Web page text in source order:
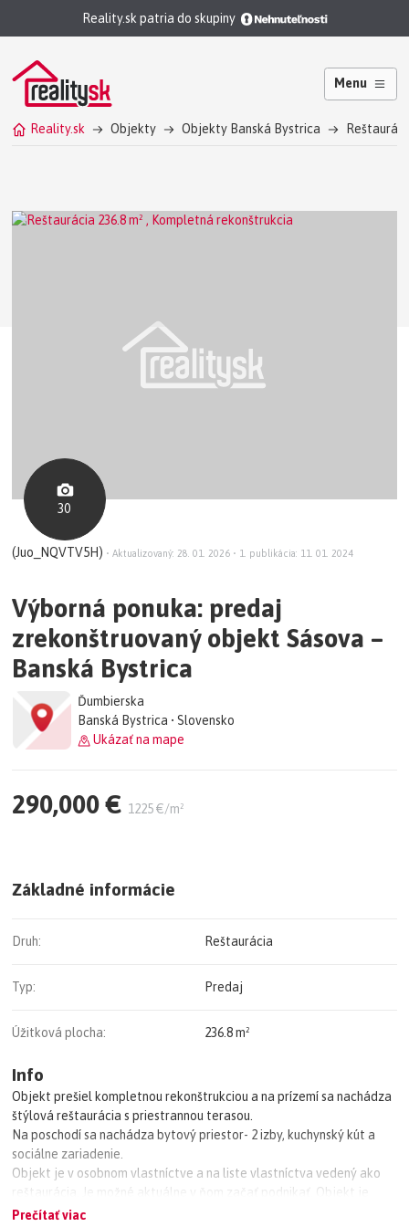
Reality.sk patria do skupiny
Menu
Reality.sk Objekty Objekty Banská Bystrica
30
(Juo_NQVTV5H) • Aktualizovaný: 28. 01. 2026 • 1. publikácia: 11. 01. 2024
Výborná ponuka: predaj
zrekonštruovaný objekt Sásova –
Banská Bystrica
Ďumbierska
Banská Bystrica • Slovensko
Ukázať na mape
290,000 € 1225 €/m²
Základné informácie
Druh: Reštaurácia
Typ: Predaj
Úžitková plocha: 236.8 m²
Info
Objekt prešiel kompletnou rekonštrukciou a na prízemí sa nachádza
štýlová reštaurácia s priestrannou terasou.
Na poschodí sa nachádza bytový priestor- 2 izby, kuchynský kút a
sociálne zariadenie.
Objekt je v osobnom vlastníctve a na liste vlastníctva vedený ako
reštaurácia. Je možné aktuálne v ňom začať podnikať. Objekt je
možné využiť aj na iný zámer.
Prečítať viac